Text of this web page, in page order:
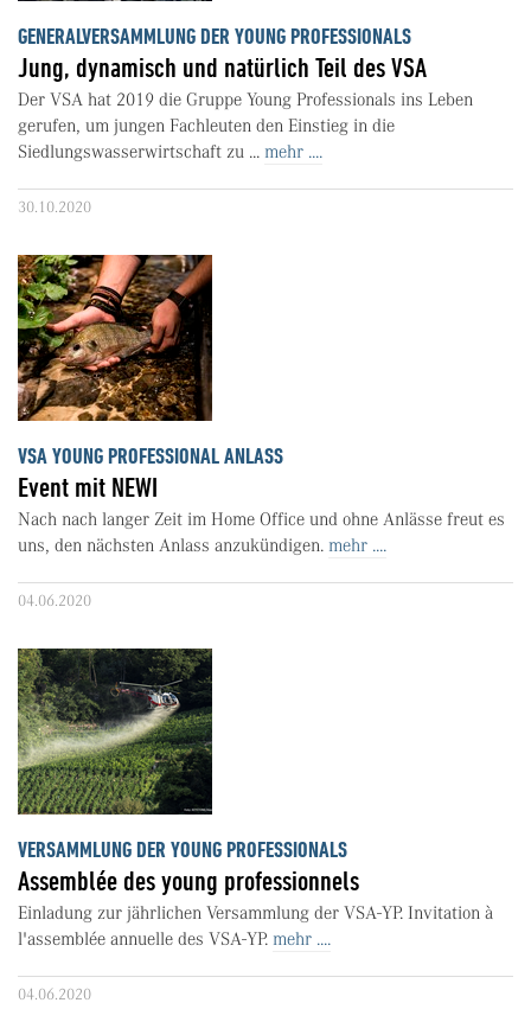
GENERALVERSAMMLUNG DER YOUNG PROFESSIONALS
Jung, dynamisch und natürlich Teil des VSA
Der VSA hat 2019 die Gruppe Young Professionals ins Leben
gerufen, um jungen Fachleuten den Einstieg in die
Siedlungswasserwirtschaft zu ... mehr ....
30.10.2020
VSA YOUNG PROFESSIONAL ANLASS
Event mit NEWI
Nach nach langer Zeit im Home Office und ohne Anlässe freut es
uns, den nächsten Anlass anzukündigen. mehr ....
04.06.2020
VERSAMMLUNG DER YOUNG PROFESSIONALS
Assemblée des young professionnels
Einladung zur jährlichen Versammlung der VSA-YP. Invitation à
l'assemblée annuelle des VSA-YP. mehr ....
04.06.2020